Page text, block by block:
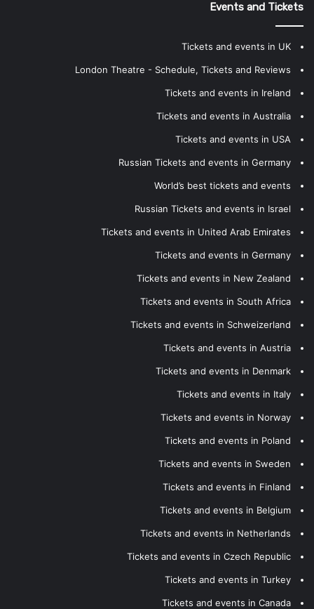
Events and Tickets
Tickets and events in UK
London Theatre - Schedule, Tickets and Reviews
Tickets and events in Ireland
Tickets and events in Australia
Tickets and events in USA
Russian Tickets and events in Germany
World’s best tickets and events
Russian Tickets and events in Israel
Tickets and events in United Arab Emirates
Tickets and events in Germany
Tickets and events in New Zealand
Tickets and events in South Africa
Tickets and events in Schweizerland
Tickets and events in Austria
Tickets and events in Denmark
Tickets and events in Italy
Tickets and events in Norway
Tickets and events in Poland
Tickets and events in Sweden
Tickets and events in Finland
Tickets and events in Belgium
Tickets and events in Netherlands
Tickets and events in Czech Republic
Tickets and events in Turkey
Tickets and events in Canada